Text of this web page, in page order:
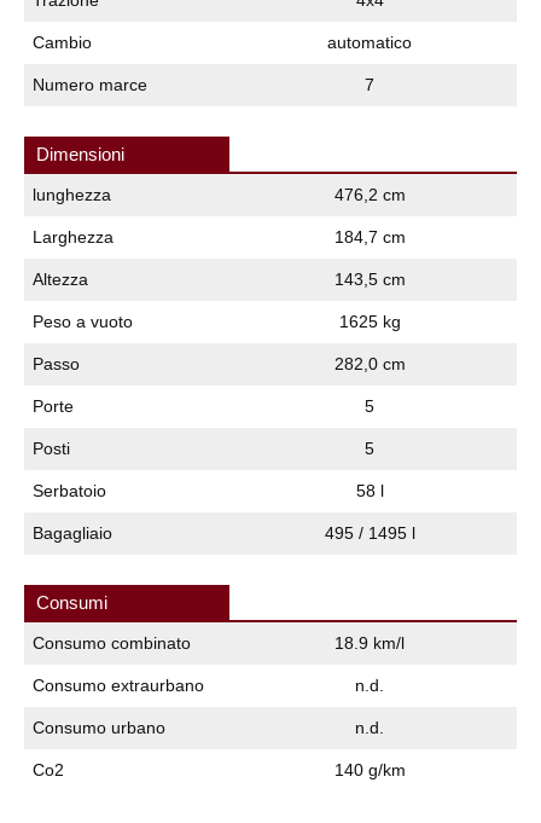
Cambio automatico
Numero marce 7
Dimensioni
lunghezza 476,2 cm
Larghezza 184,7 cm
Altezza 143,5 cm
Peso a vuoto 1625 kg
Passo 282,0 cm
Porte 5
Posti 5
Serbatoio 58 l
Bagagliaio 495 / 1495 l
Consumi
Consumo combinato 18.9 km/l
Consumo extraurbano n.d.
Consumo urbano n.d.
Co2 140 g/km